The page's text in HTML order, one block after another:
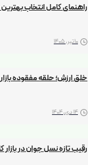
راهنمای کامل انتخاب
10 تیر, 1405
خلق ارزش؛ حلقه مفقوده بازار GPU
14 دی, 1404
رقیب تازه نسل جوان در بازار